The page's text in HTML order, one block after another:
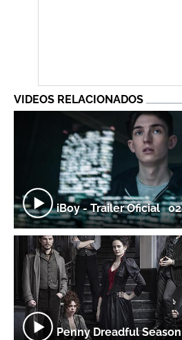
VIDEOS RELACIONADOS
iBoy - Trailer Oficial
Penny Dreadful